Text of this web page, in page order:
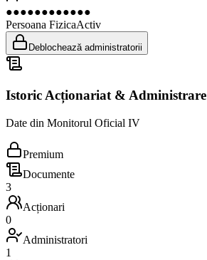
●●●●●●●●●●●●
Persoana FizicaActiv
Deblochează administratorii
Istoric Acționariat & Administrare
Date din Monitorul Oficial IV
Premium
Documente
3
Acționari
0
Administratori
1